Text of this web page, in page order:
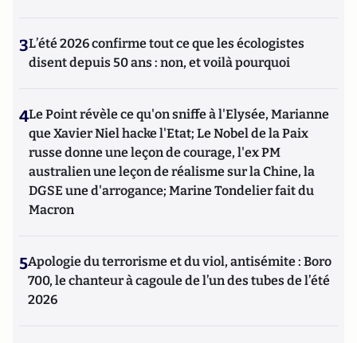
3L’été 2026 confirme tout ce que les écologistes
disent depuis 50 ans : non, et voilà pourquoi
4Le Point révèle ce qu'on sniffe à l'Elysée, Marianne
que Xavier Niel hacke l'Etat; Le Nobel de la Paix
russe donne une leçon de courage, l'ex PM
australien une leçon de réalisme sur la Chine, la
DGSE une d'arrogance; Marine Tondelier fait du
Macron
5Apologie du terrorisme et du viol, antisémite : Boro
700, le chanteur à cagoule de l’un des tubes de l’été
2026